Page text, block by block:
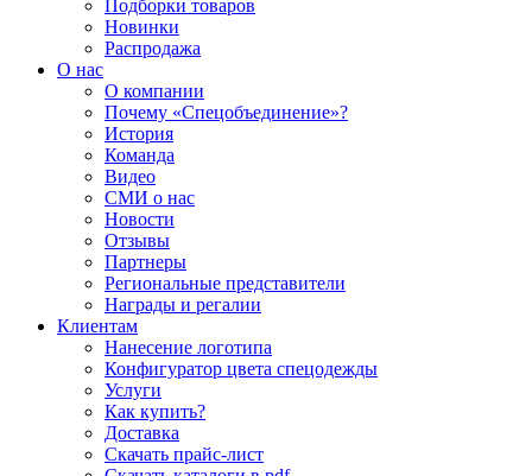
Подборки товаров
Новинки
Распродажа
О нас
О компании
Почему «Спецобъединение»?
История
Команда
Видео
СМИ о нас
Новости
Отзывы
Партнеры
Региональные представители
Награды и регалии
Клиентам
Нанесение логотипа
Конфигуратор цвета спецодежды
Услуги
Как купить?
Доставка
Скачать прайс-лист